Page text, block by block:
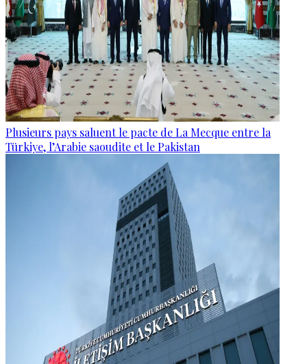
Plusieurs pays saluent le pacte de La Mecque entre la
Türkiye, l’Arabie saoudite et le Pakistan